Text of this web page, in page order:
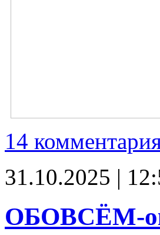
14
31.10.2025 |
ОБОВСЁМ-